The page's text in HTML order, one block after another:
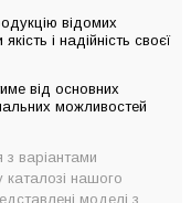
відомих
і надійність своєї
від основних
можливостей
варіантами
нашого
моделі з